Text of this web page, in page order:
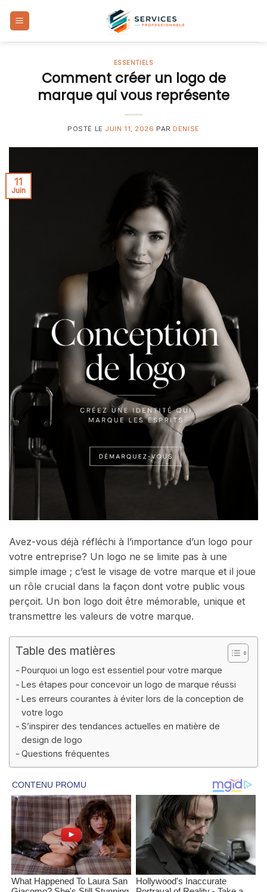
ESSENTIELS
Comment créer un logo de
marque qui vous représente
POSTÉ LE JUIN 11, 2026 PAR DENISE
11
Juin
Avez-vous déjà réfléchi à l’importance d’un logo pour
votre entreprise? Un logo ne se limite pas à une
simple image ; c’est le visage de votre marque et il joue
un rôle crucial dans la façon dont votre public vous
perçoit. Un bon logo doit être mémorable, unique et
transmettre les valeurs de votre marque.
Table des matières
Pourquoi un logo est essentiel pour votre marque
Les étapes pour concevoir un logo de marque réussi
Les erreurs courantes à éviter lors de la conception de
votre logo
S’inspirer des tendances actuelles en matière de
design de logo
Questions fréquentes